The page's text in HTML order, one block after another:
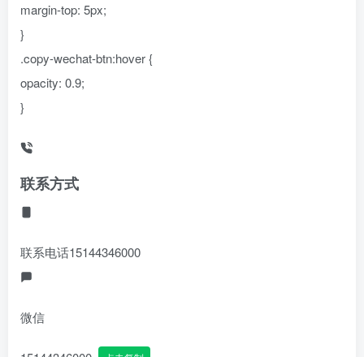
margin-top: 5px;
}
.copy-wechat-btn:hover {
opacity: 0.9;
}
联系方式
联系电话15144346000
微信